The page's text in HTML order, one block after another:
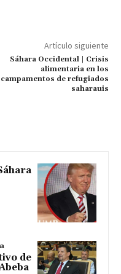
Artículo siguiente
Sáhara Occidental | Crisis
alimentaria en los
campamentos de refugiados
saharauis
de